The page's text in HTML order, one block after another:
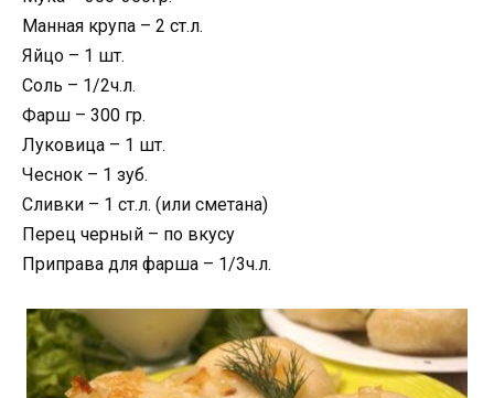
Манная крупа – 2 ст.л.
Яйцо – 1 шт.
Соль – 1/2ч.л.
Фарш – 300 гр.
Луковица – 1 шт.
Чеснок – 1 зуб.
Сливки – 1 ст.л. (или сметана)
Перец черный – по вкусу
Приправа для фарша – 1/3ч.л.